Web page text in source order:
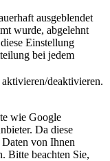
ausgeblendet
wurde, abgelehnt
Einstellung
bei jedem
deaktivieren.
wie Google
Da diese
von Ihnen
Bitte beachten Sie,